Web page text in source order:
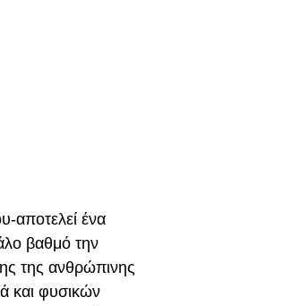
αποτελεί ένα
βαθμό την
της ανθρώπινης
και φυσικών